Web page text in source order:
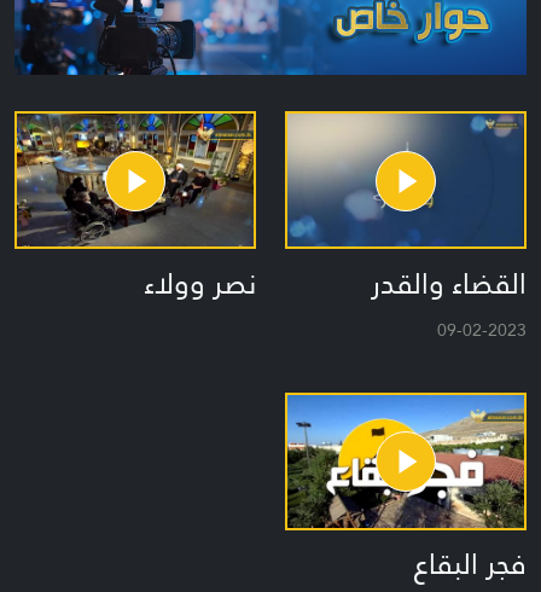
القضاء والقدر
09-02-2023
نصر وولاء
فجر البقاع